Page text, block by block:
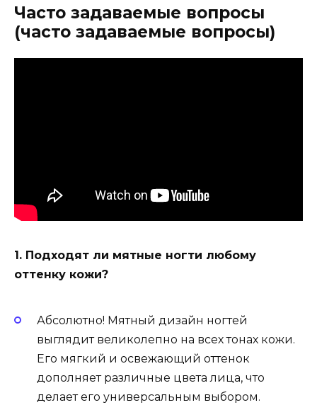
Часто задаваемые вопросы
(часто задаваемые вопросы)
1. Подходят ли мятные ногти любому
оттенку кожи?
Абсолютно! Мятный дизайн ногтей
выглядит великолепно на всех тонах кожи.
Его мягкий и освежающий оттенок
дополняет различные цвета лица, что
делает его универсальным выбором.